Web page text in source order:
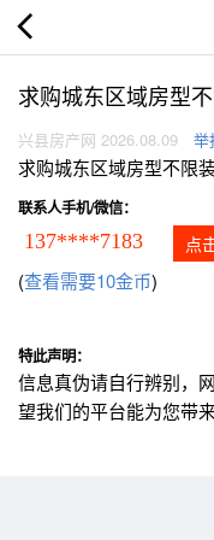
求购城东区域房型
兴县房产网 2026.08.09 举
求购城东区域房型不限
联系人手机/微信：
137****7183 点
(查看需要10金币)
特此声明：
信息真伪请自行辨别，
望我们的平台能为您带